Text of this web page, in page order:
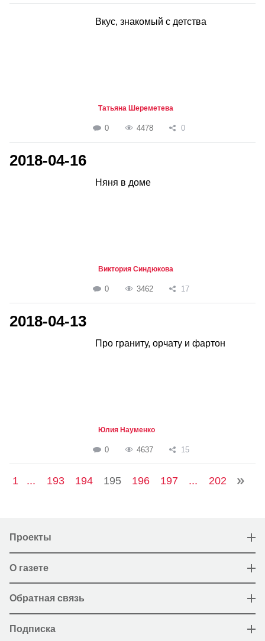
Вкус, знакомый с детства
Татьяна Шереметева
0 4478 0
2018-04-16
Няня в доме
Виктория Синдюкова
0 3462 17
2018-04-13
Про граниту, орчату и фартон
Юлия Науменко
0 4637 15
1 ... 193 194 195 196 197 ... 202
Проекты
О газете
Обратная связь
Подписка